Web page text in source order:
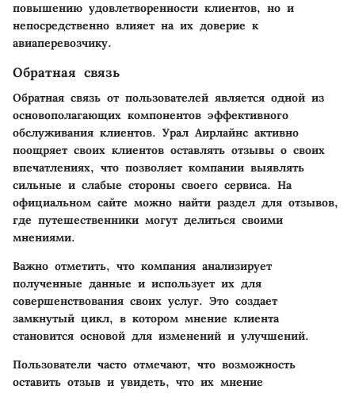
повышению удовлетворенности клиентов, но и
непосредственно влияет на их доверие к
авиаперевозчику.
Обратная связь
Обратная связь от пользователей является одной из
основополагающих компонентов эффективного
обслуживания клиентов. Урал Аирлайнс активно
поощряет своих клиентов оставлять отзывы о своих
впечатлениях, что позволяет компании выявлять
сильные и слабые стороны своего сервиса. На
официальном сайте можно найти раздел для отзывов,
где путешественники могут делиться своими
мнениями.
Важно отметить, что компания анализирует
полученные данные и использует их для
совершенствования своих услуг. Это создает
замкнутый цикл, в котором мнение клиента
становится основой для изменений и улучшений.
Пользователи часто отмечают, что возможность
оставить отзыв и увидеть, что их мнение